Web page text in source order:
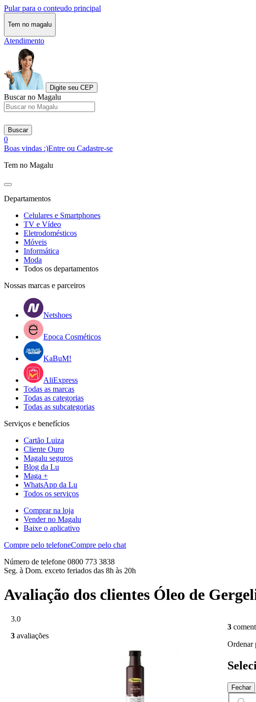
Pular para o conteudo principal
Tem no magalu
Atendimento
Digite seu CEP
Buscar no Magalu
Buscar
0
Boas vindas :)Entre ou Cadastre-se
Tem no Magalu
Departamentos
Celulares e Smartphones
TV e Vídeo
Eletrodomésticos
Móveis
Informática
Moda
Todos os departamentos
Nossas marcas e parceiros
Netshoes
Epoca Cosméticos
KaBuM!
AliExpress
Todas as marcas
Todas as categorias
Todas as subcategorias
Serviços e benefícios
Cartão Luiza
Cliente Ouro
Magalu seguros
Blog da Lu
Maga +
WhatsApp da Lu
Todos os serviços
Comprar na loja
Vender no Magalu
Baixe o aplicativo
Compre pelo telefoneCompre pelo chat
Número de telefone 0800 773 3838
Seg. à Dom. exceto feriados das 8h às 20h
Avaliação dos clientes Óleo de
3.0
3 avaliações
3
Ordenar
Fechar